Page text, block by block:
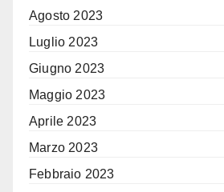
Agosto 2023
Luglio 2023
Giugno 2023
Maggio 2023
Aprile 2023
Marzo 2023
Febbraio 2023